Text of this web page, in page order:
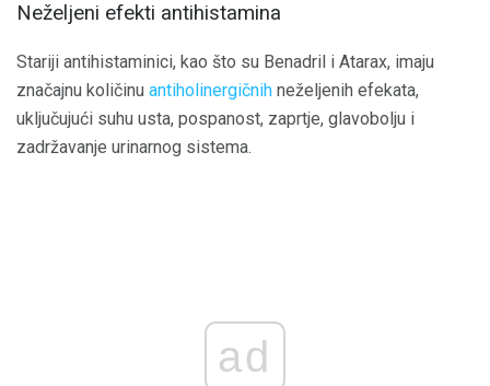
Neželjeni efekti antihistamina
Stariji antihistaminici, kao što su Benadril i Atarax, imaju
značajnu količinu antiholinergičnih neželjenih efekata,
uključujući suhu usta, pospanost, zaprtje, glavobolju i
zadržavanje urinarnog sistema.
ad